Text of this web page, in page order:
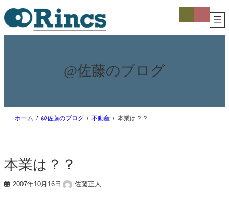
内
容
を
ス
コ
コ
@佐藤のブログ
ホーム @佐藤のブログ 不動産 本業は？？
本業は？？
2007年10月16日 佐藤正人